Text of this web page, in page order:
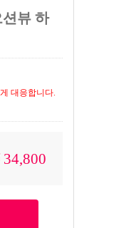
뷰 하
대응합니다.
34,800